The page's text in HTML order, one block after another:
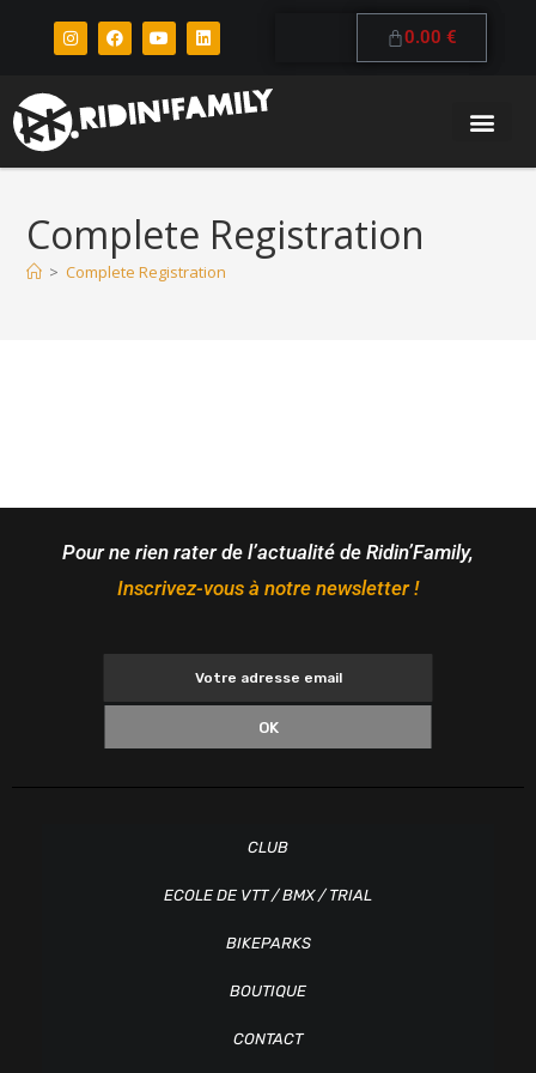
0.00 €
Complete Registration
> Complete Registration
Pour ne rien rater de l’actualité de Ridin’Family,
Inscrivez-vous à notre newsletter !
OK
CLUB
ECOLE DE VTT / BMX / TRIAL
BIKEPARKS
BOUTIQUE
CONTACT